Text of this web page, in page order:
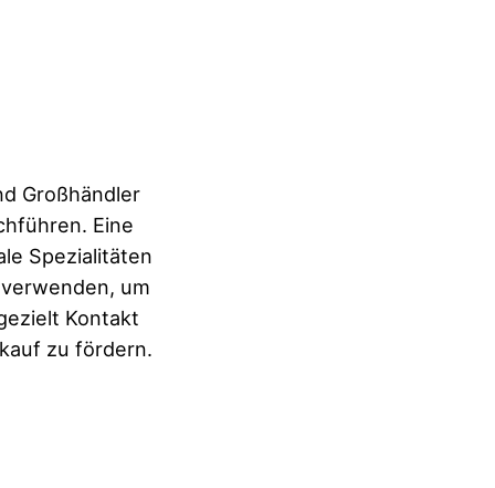
Großhändler
Eine
Spezialitäten
um
Kontakt
zu fördern.